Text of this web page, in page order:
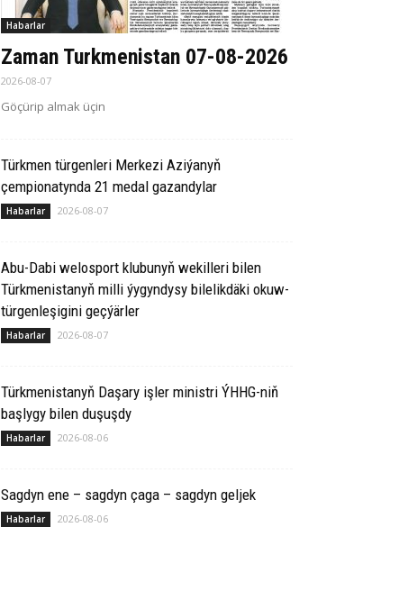
Habarlar
Zaman Turkmenistan 07-08-2026
2026-08-07
Göçürip almak üçin
Türkmen türgenleri Merkezi Aziýanyň
çempionatynda 21 medal gazandylar
Habarlar 2026-08-07
Abu-Da­bi we­los­port klu­bu­nyň we­kil­le­ri bi­len
Türk­me­nis­ta­nyň milli ýy­gyn­dy­sy bi­le­lik­dä­ki okuw-
tür­gen­le­şigini geçýärler
Habarlar 2026-08-07
Türkmenistanyň Daşary işler ministri ÝHHG-niň
başlygy bilen duşuşdy
Habarlar 2026-08-06
Sagdyn ene – sagdyn çaga – sagdyn geljek
Habarlar 2026-08-06